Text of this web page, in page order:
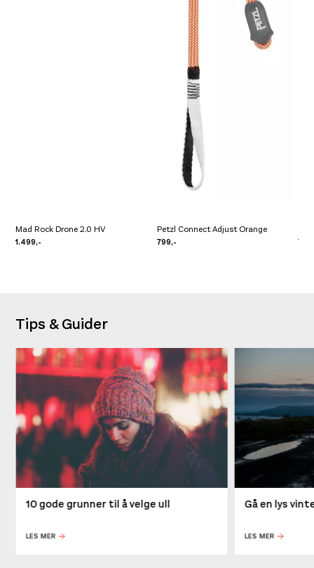
Mad Rock Drone 2.0 HV
1.499,-
Petzl Connect Adjust Orange
799,-
Tips & Guider
10 gode grunner til å velge ull
LES MER
Gå en lys
LES MER